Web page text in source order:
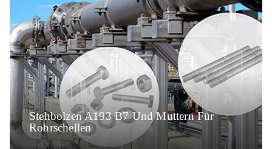
Stehbolzen A193 B7 Und Muttern Für
Rohrschellen